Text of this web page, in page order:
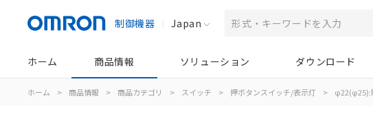
制御機器 Japan
ホーム 商品情報 ソリューション ダウンロード
ホーム > 商品情報 > 商品カテゴリ > スイッチ > 押ボタンスイッチ/表示灯 > φ22(φ25):